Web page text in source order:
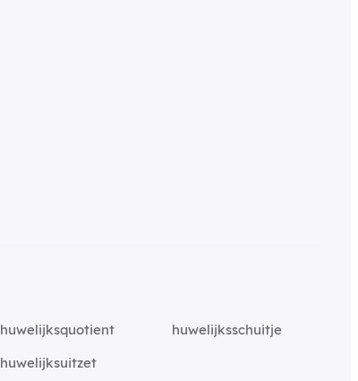
huwelijksquotient
huwelijksschuitje
huwelijksuitzet